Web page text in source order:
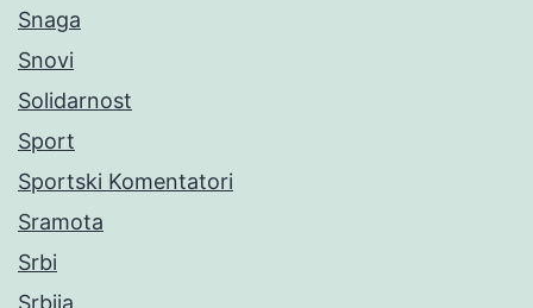
Snaga
Snovi
Solidarnost
Sport
Sportski Komentatori
Sramota
Srbi